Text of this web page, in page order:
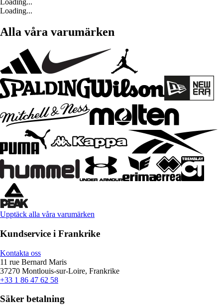
Loading...
Loading...
Alla våra varumärken
Upptäck alla våra varumärken
Kundservice i Frankrike
Kontakta oss
11 rue Bernard Maris
37270 Montlouis-sur-Loire, Frankrike
+33 1 86 47 62 58
Säker betalning